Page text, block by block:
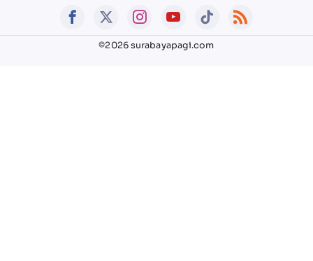
©2026 surabayapagi.com